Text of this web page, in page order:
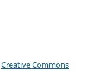
Creative Commons